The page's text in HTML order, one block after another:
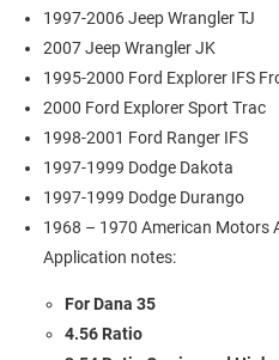
1997-2006 Jeep Wrangler TJ
2007 Jeep Wrangler JK
1995-2000 Ford Explorer IFS
2000 Ford Explorer Sport Trac
1998-2001 Ford Ranger IFS
1997-1999 Dodge Dakota
1997-1999 Dodge Durango
1968 – 1970 American Motors
Application notes:
For Dana 35
4.56 Ratio